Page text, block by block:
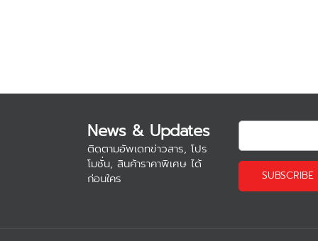
News & Updates
ติดตามอัพเดทข่าวสาร, โปร
โมชั่น, สินค้าราคาพิเศษ ได้
ก่อนใคร